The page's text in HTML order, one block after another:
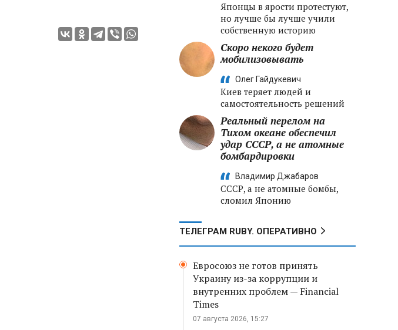
Японцы в ярости протестуют,
но лучше бы лучше учили
собственную историю
Скоро некого будет
мобилизовывать
Олег Гайдукевич
Киев теряет людей и
самостоятельность решений
Реальный перелом на
Тихом океане обеспечил
удар СССР, а не атомные
бомбардировки
Владимир Джабаров
СССР, а не атомные бомбы,
сломил Японию
ТЕЛЕГРАМ RUBY. ОПЕРАТИВНО
Евросоюз не готов принять
Украину из-за коррупции и
внутренних проблем — Financial
Times
07 августа 2026, 15:27